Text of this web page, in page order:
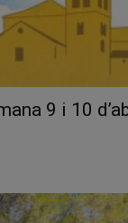
9 i 10